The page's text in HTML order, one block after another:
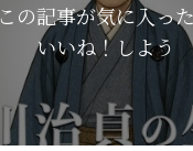
この記事が気に入っ
いいね！しよう